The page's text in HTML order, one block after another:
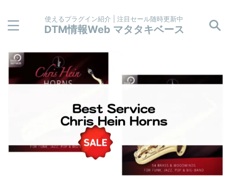
使えるプラグイン紹介 | 注目セール随時更新中
DTM情報Web マタタキベース